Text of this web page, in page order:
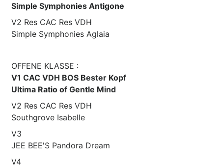
Simple Symphonies Antigone
V2 Res CAC Res VDH
Simple Symphonies Aglaia
OFFENE KLASSE :
V1 CAC VDH BOS Bester Kopf
Ultima Ratio of Gentle Mind
V2 Res CAC Res VDH
Southgrove Isabelle
V3
JEE BEE'S Pandora Dream
V4